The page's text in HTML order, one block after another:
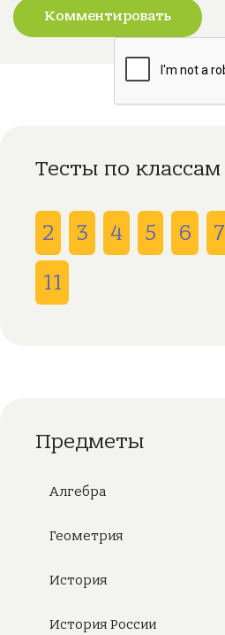
Комментировать
Тесты по классам
2 3 4 5 6 7
11
Предметы
Алгебра
Геометрия
История
История России